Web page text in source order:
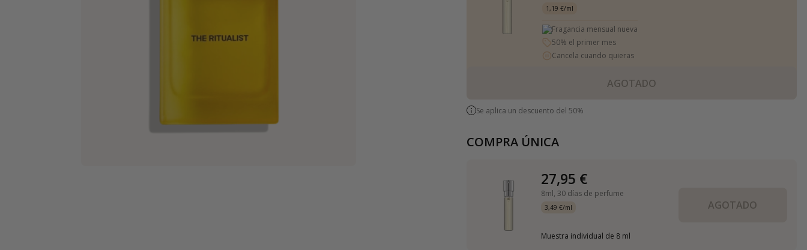
1,19 €/ml
Fragancia mensual nueva
50% el primer mes
Cancela cuando quieras
AGOTADO
Se aplica un descuento del 50%
COMPRA ÚNICA
27,95 €
8ml, 30 días de perfume
3,49 €/ml
Muestra individual de 8 ml
AGOTADO